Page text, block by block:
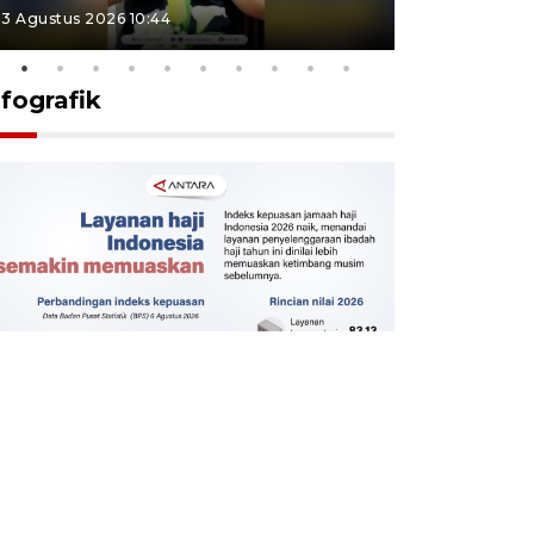
3 Agustus 2026 10:44